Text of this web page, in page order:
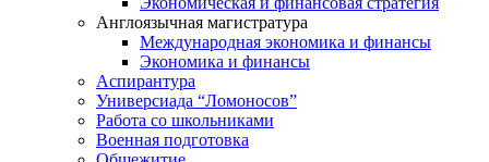
Англоязычная магистратура
Международная экономика и финансы
Экономика и финансы
Аспирантура
Универсиада “Ломоносов”
Работа со школьниками
Военная подготовка